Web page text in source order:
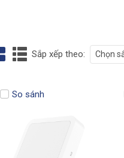
Sắp xếp theo:
So sánh